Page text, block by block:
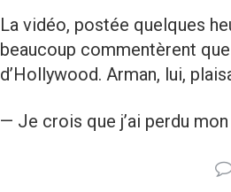
La vidéo, postée quelques
beaucoup commentèrent
d’Hollywood. Arman, lui,
— Je crois que j’ai perdu